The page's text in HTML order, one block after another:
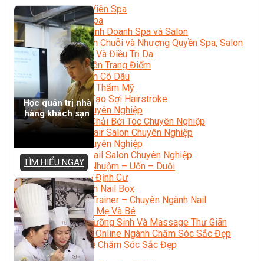
Kỹ Thuật Viên Spa
Quản Lý Spa
Khởi Sự Kinh Doanh Spa và Salon
Kinh Doanh Chuỗi và Nhượng Quyền Spa, Salon
Chăm Sóc Và Điều Trị Da
Chuyên Viên Trang Điểm
Trang Điểm Cô Dâu
Phun Xăm Thẩm Mỹ
Kỹ Thuật Tạo Sợi Hairstroke
Barber Chuyên Nghiệp
Kỹ Thuật Chải Bới Tóc Chuyên Nghiệp
Quản Lý Hair Salon Chuyên Nghiệp
Nối Mi Chuyên Nghiệp
Quản Lý Nail Salon Chuyên Nghiệp
Kỹ Thuật Nhuộm – Uốn – Duỗi
Nail Salon Định Cư
Kinh Doanh Nail Box
Train The Trainer – Chuyên Ngành Nail
Chăm Sóc Mẹ Và Bé
Gội Đầu Dưỡng Sinh Và Massage Thư Giãn
Marketing Online Ngành Chăm Sóc Sắc Đẹp
Chuyên Đề Chăm Sóc Sắc Đẹp
Âm Nhạc
Học quản trị nhà
hàng khách sạn
TÌM HIỂU NGAY